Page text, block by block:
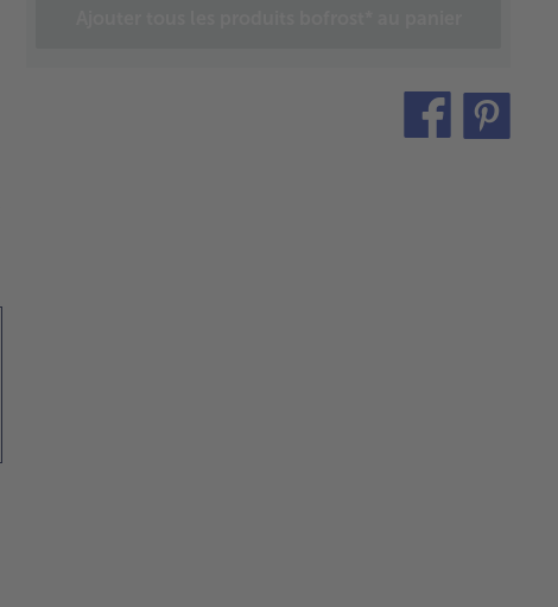
cumin, le
teilen